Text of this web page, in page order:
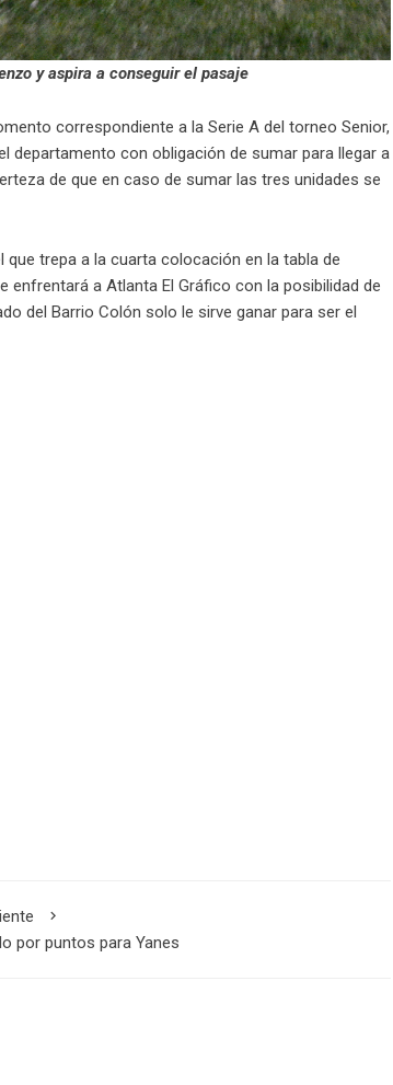
y aspira a conseguir el pasaje
correspondiente a la Serie A del torneo Senior,
departamento con obligación de sumar para llegar a
de que en caso de sumar las tres unidades se
trepa a la cuarta colocación en la tabla de
a Atlanta El Gráfico con la posibilidad de
del Barrio Colón solo le sirve ganar para ser el
por puntos para Yanes